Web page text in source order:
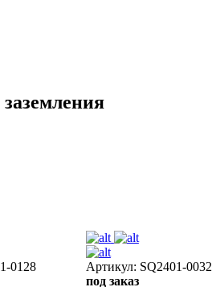
0128
Артикул: SQ2401-0032
под заказ